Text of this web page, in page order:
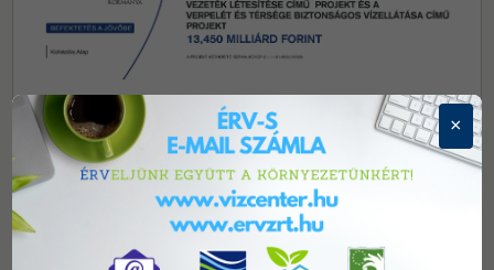
Központi elérhetőségeink
3700 Kazincbarcika, Tardonai út 1. Telefon:+(48) 514-
Email:
info@ervzrt.hu
×